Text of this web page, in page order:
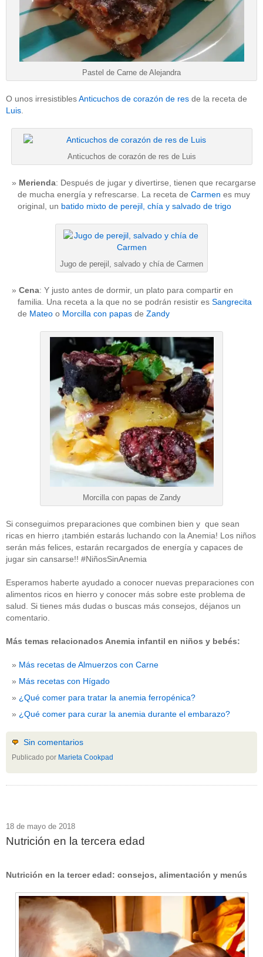
Pastel de Carne de Alejandra
O unos irresistiblesAnticuchos de corazón de res de la receta de
Luis.
Anticuchos de corazón de res de Luis
Merienda: Después de jugar y divertirse, tienen que recargarse
de mucha energía y refrescarse. La receta de Carmen es muy
original, un batido mixto de perejil, chía y salvado de trigo
Jugo de perejil, salvado y chía de Carmen
Cena: Y justo antes de dormir, un plato para compartir en
familia. Una receta a la que no se podrán resistir es Sangrecita
de Mateo o Morcilla con papas de Zandy
Morcilla con papas de Zandy
Si conseguimos preparaciones que combinen bien y que sean
ricas en hierro ¡también estarás luchando con la Anemia! Los niños
serán más felices, estarán recargados de energía y capaces de
jugar sin cansarse!! #NiñosSinAnemia
Esperamos haberte ayudado a conocer nuevas preparaciones con
alimentos ricos en hierro y conocer más sobre este problema de
salud. Si tienes más dudas o buscas más consejos, déjanos un
comentario.
Más temas relacionados Anemia infantil en niños y bebés:
Más recetas de Almuerzos con Carne
Más recetas con Hígado
¿Qué comer para tratar la anemia ferropénica?
¿Qué comer para curar la anemia durante el embarazo?
Sin comentarios
Publicado por Marieta Cookpad
18 de mayo de 2018
Nutrición en la tercera edad
Nutrición en la tercer edad: consejos, alimentación y menús